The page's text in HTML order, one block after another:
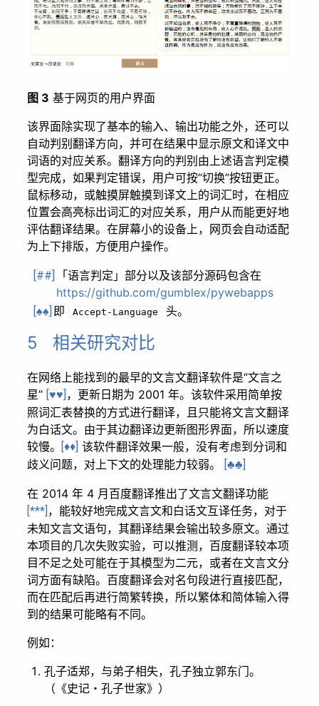
图 3 基于网页的用户界面
该界面除实现了基本的输入、输出功能之外，还可以
自动判别翻译方向，并可在结果中显示原文和译文中
词语的对应关系。翻译方向的判别由上述语言判定模
型完成，如果判定错误，用户可按“切换”按钮更正。
鼠标移动，或触摸屏触摸到译文上的词汇时，在相应
位置会高亮标出词汇的对应关系，用户从而能更好地
评估翻译结果。在屏幕小的设备上，网页会自动适配
为上下排版，方便用户操作。
[##]
「语言判定」部分以及该部分源码包含在
https://github.com/gumblex/pywebapps
[♠♠] 即 Accept-Language 头。
5 相关研究对比
在网络上能找到的最早的文言文翻译软件是“文言之
星” [♥♥] ，更新日期为 2001 年。该软件采用简单按
照词汇表替换的方式进行翻译，且只能将文言文翻译
为白话文。由于其边翻译边更新图形界面，所以速度
较慢。
[♦♦] 该软件翻译效果一般，没有考虑到分词和
歧义问题，对上下文的处理能力较弱。
[♣♣]
在 2014 年 4 月百度翻译推出了文言文翻译功能
[***] ，能较好地完成文言文和白话文互译任务，对于
未知文言文语句，其翻译结果会输出较多原文。通过
本项目的几次失败实验，可以推测，百度翻译较本项
目不足之处可能在于其模型为二元，或者在文言文分
词方面有缺陷。百度翻译会对名句段进行直接匹配，
而在匹配后再进行简繁转换，所以繁体和简体输入得
到的结果可能略有不同。
例如：
孔子适郑，与弟子相失，孔子独立郭东门。
（《史记・孔子世家》）